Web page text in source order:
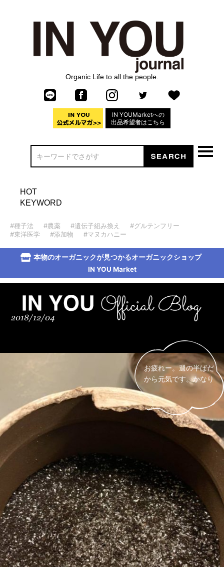
Organic Life to all the people.
IN YOUMarketへの
出品希望者はこちら
HOT
KEYWORD
#種子法 #農薬 #遺伝子組み換え
#グルテンフリー
#東洋医学
#添加物 #マヌカハニー
本物のオーガニックが見つかるオーガニックショップ
IN YOU Market
2018/12/04
お疲れー。週の半ばだ
から元気です。かなり